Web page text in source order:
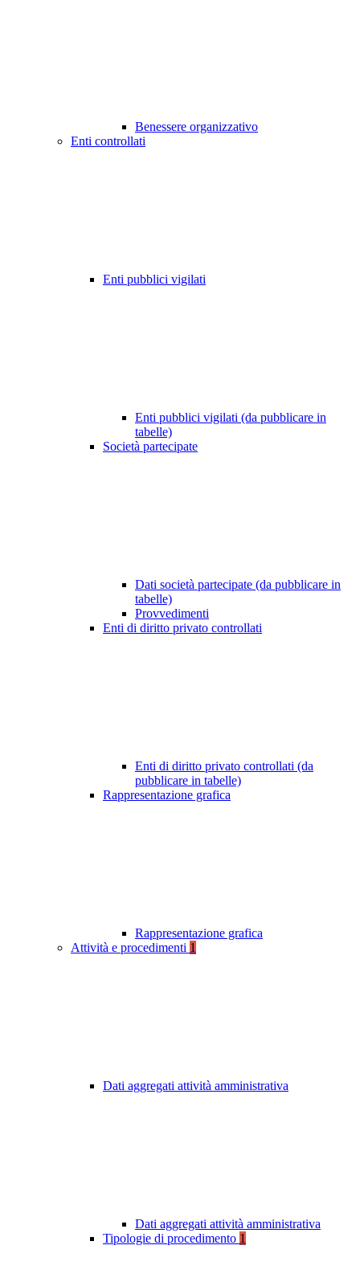
Benessere organizzativo
Enti controllati
Enti pubblici vigilati
Enti pubblici vigilati (da pubblicare in
tabelle)
Società partecipate
Dati società partecipate (da pubblicare in
tabelle)
Provvedimenti
Enti di diritto privato controllati
Enti di diritto privato controllati (da
pubblicare in tabelle)
Rappresentazione grafica
Rappresentazione grafica
Attività e procedimenti 1
Dati aggregati attività amministrativa
Dati aggregati attività amministrativa
Tipologie di procedimento 1